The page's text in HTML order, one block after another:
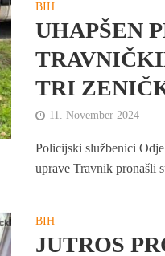
BIH
UHAPŠEN
TRI
11. November 2024
Policijski službenici
uprave Travnik pronašli
BIH
JUTROS